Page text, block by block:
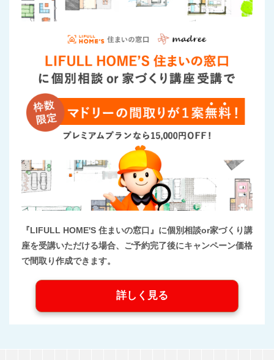
『LIFULL HOME'S 住まいの窓口』に個別相談or家づくり講
座を受講いただける場合、ご予約完了後にキャンペーン価格
で間取り作成できます。
詳しく見る